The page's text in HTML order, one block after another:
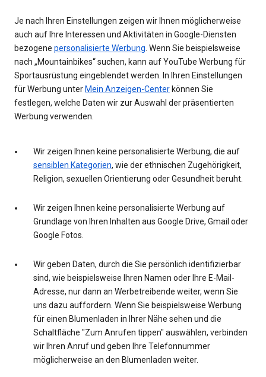
Je nach Ihren Einstellungen zeigen wir Ihnen möglicherweise
auch auf Ihre Interessen und Aktivitäten in Google-Diensten
bezogene personalisierte Werbung . Wenn Sie beispielsweise
nach „Mountainbikes“ suchen, kann auf YouTube Werbung für
Sportausrüstung eingeblendet werden. In Ihren Einstellungen
für Werbung unterMein Anzeigen-Centerkönnen Sie
festlegen, welche Daten wir zur Auswahl der präsentierten
Werbung verwenden.
Wir zeigen Ihnen keine personalisierte Werbung, die auf
sensiblen Kategorien, wie der ethnischen Zugehörigkeit,
Religion, sexuellen Orientierung oder Gesundheit beruht.
Wir zeigen Ihnen keine personalisierte Werbung auf
Grundlage von Ihren Inhalten aus Google Drive, Gmail oder
Google Fotos.
Wir geben Daten, durch die Sie persönlich identifizierbar
sind, wie beispielsweise Ihren Namen oder Ihre E-Mail-
Adresse, nur dann an Werbetreibende weiter, wenn Sie
uns dazu auffordern. Wenn Sie beispielsweise Werbung
für einen Blumenladen in Ihrer Nähe sehen und die
Schaltfläche "Zum Anrufen tippen" auswählen, verbinden
wir Ihren Anruf und geben Ihre Telefonnummer
möglicherweise an den Blumenladen weiter.